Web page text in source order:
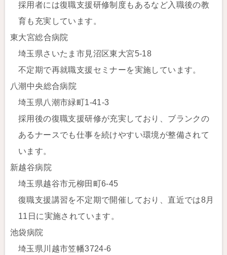
採用者には復職支援研修制度もあるなど入職後の教
育も充実しています。
東大宮総合病院
埼玉県さいたま市見沼区東大宮5-18
不定期で再就職支援セミナーを実施しています。
八潮中央総合病院
埼玉県八潮市緑町1-41-3
採用後の復職支援研修が充実しており、ブランクの
あるナースでも仕事を続けやすい環境が整備されて
います。
新越谷病院
埼玉県越谷市元柳田町6-45
復職支援講習を不定期で開催しており、直近では8月
11日に実施されています。
池袋病院
埼玉県川越市笠幡3724-6